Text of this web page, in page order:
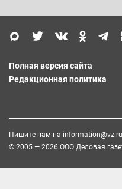
Полная версия сайта
Редакционная политика
Пишите нам на information@vz.ru
© 2005 — 2026 ООО Деловая